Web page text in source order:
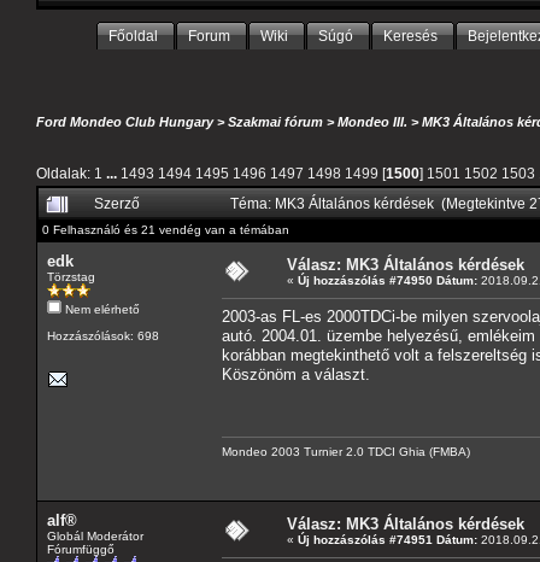
Főoldal Forum Wiki Súgó Keresés
Ford Mondeo Club Hungary>Szakmai fórum >Mondeo III. >MK3 Általános
Oldalak: 1 ... 1493 1494 1495 1496 1497 1498 1499 [1500] 1501 1502 1503
Szerző
Téma: MK3 Általános kérdések (Megtekintve
0 Felhasználó és 21 vendég van a témában
edk
Törzstag
Nem elérhető
Hozzászólások: 698
Válasz: MK3 Általános kérdések
« Új hozzászólás #74950 Dátum:
2003-as FL-es 2000TDCi-be milyen
autó. 2004.01. üzembe helyezésű,
korábban megtekinthető volt a felszereltség
Köszönöm a választ.
Mondeo 2003 Turnier 2.0 TDCI Ghia (FMBA)
alf®
Globál Moderátor
Fórumfüggő
Válasz: MK3 Általános kérdések
« Új hozzászólás #74951 Dátum: